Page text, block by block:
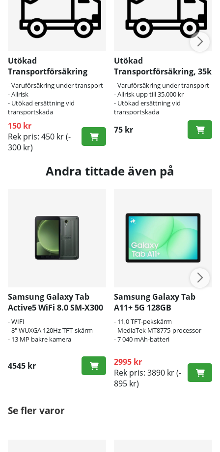
Utökad
Transportförsäkring
- Varuförsäkring under transport
- Allrisk
- Utökad ersättning vid
transportskada
150 kr
Rek pris: 450 kr(-
300 kr)
Utökad
Transportförsäkring, 35k
- Varuförsäkring under transport
- Allrisk upp till 35.000 kr
- Utökad ersättning vid
transportskada
75 kr
Andra tittade även på
Samsung Galaxy Tab
Active5 WiFi 8.0 SM-X300
128GB
- WIFI
- 8" WUXGA 120Hz TFT-skärm
- 13 MP bakre kamera
4545 kr
Samsung Galaxy Tab
A11+ 5G 128GB
- 11,0 TFT-pekskärm
- MediaTek MT8775-processor
- 7 040 mAh-batteri
2995 kr
Rek pris: 3890 kr(-
895 kr)
Se fler varor